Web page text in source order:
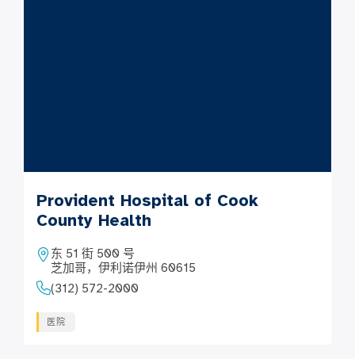
Provident Hospital of Cook
County Health
东 51 街 500 号
芝加哥，伊利诺伊州 60615
(312) 572-2000
医院